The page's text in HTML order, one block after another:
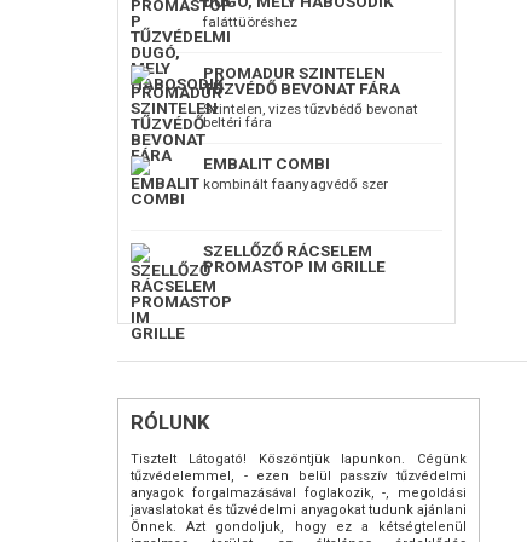
faláttüöréshez
PROMADUR SZINTELEN
TŰZVÉDŐ BEVONAT FÁRA
Szintelen, vizes tűzvbédő bevonat
beltéri fára
EMBALIT COMBI
kombinált faanyagvédő szer
SZELLŐZŐ RÁCSELEM
PROMASTOP IM GRILLE
RÓLUNK
Tisztelt Látogató! Köszöntjük lapunkon. Cégünk
tűzvédelemmel, - ezen belül passzív tűzvédelmi
anyagok forgalmazásával foglakozik, -, megoldási
javaslatokat és tűzvédelmi anyagokat tudunk ajánlani
Önnek. Azt gondoljuk, hogy ez a kétségtelenül